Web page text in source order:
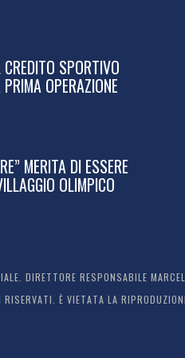
SPORTIVO
OPERAZIONE
MERITA DI ESSERE
OLIMPICO
DIRETTORE RESPONSABILE
È VIETATA LA RIPRODUZIONE